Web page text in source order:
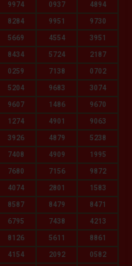
9974 0937 4894
8284 9951 9730
5669 4554 3951
8434 5724 2187
0259 7138 0702
5204 9683 3074
9607 1486 9670
1274 4901 9063
3926 4879 5238
7408 4909 1995
7680 7156 9872
4074 2801 1583
8587 8479 8471
6795 7438 4213
8126 5611 8861
4154 2092 0582